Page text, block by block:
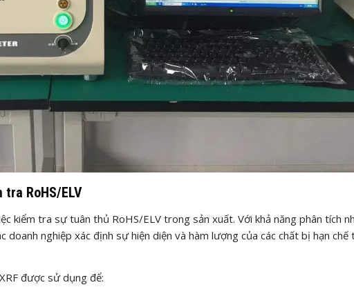
RoHS/ELV
kiểm tra sự tuân thủ RoHS/ELV trong sản xuất. Với khả năng phân tích
doanh nghiệp xác định sự hiện diện và hàm lượng của các chất bị hạn chế
được sử dụng để: